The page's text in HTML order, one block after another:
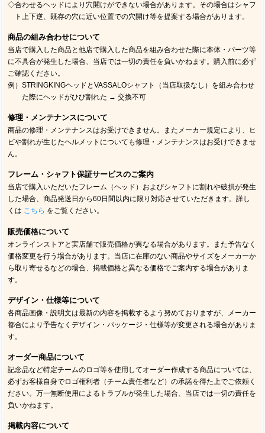
◇合わせるヘッドにより穴開けができない場合があります。その場合はシャフ
ト上下逆、既存の穴に近い位置での穴開け等を提案する場合があります。
商品の組み合わせについて
当店で購入した商品と他店で購入した商品を組み合わせた際に本体・パーツ等
に不具合が発生した場合、当店では一切の責任を負いかねます。購入前に必ず
ご確認ください。
例）STRINGKINGヘッドとVASSALOシャフト（当店取扱なし）を組み合わせ
た際にヘッドがひび割れた → 交換不可
修理・メンテナンスについて
商品の修理・メンテナンスはお受けできません。またメーカー規定により、ヒ
ビや割れが生じたヘルメットについても修理・メンテナンスはお受けできませ
ん。
フレーム・シャフト保証サービスのご案内
当店で購入いただいたフレーム（ヘッド）およびシャフトに割れや破損が発生
した場合、商品発送日から60日間以内に限り対応させていただきます。詳し
くは こちら をご覧ください。
販売価格について
オンラインストアと実店舗で販売価格が異なる場合があります。また予告なく
価格変更を行う場合があります。当店に在庫のない商品やサイズをメーカーか
ら取り寄せるなどの場合、掲載価格と異なる価格でご案内する場合がありま
す。
デザイン・仕様等について
各商品画像・説明文は最新の内容を掲載するよう努めておりますが、メーカー
都合により予告なくデザイン・パッケージ・仕様等が変更される場合がありま
す。
オーダー商品について
記念品など特定チームのロゴ等を使用してオーダー作成する商品については、
必ずお客様自身でロゴ権利者（チーム責任者など）の承諾を得た上でご依頼く
ださい。万一無断使用によるトラブルが発生した場合、当店では一切の責任を
負いかねます。
掲載内容について